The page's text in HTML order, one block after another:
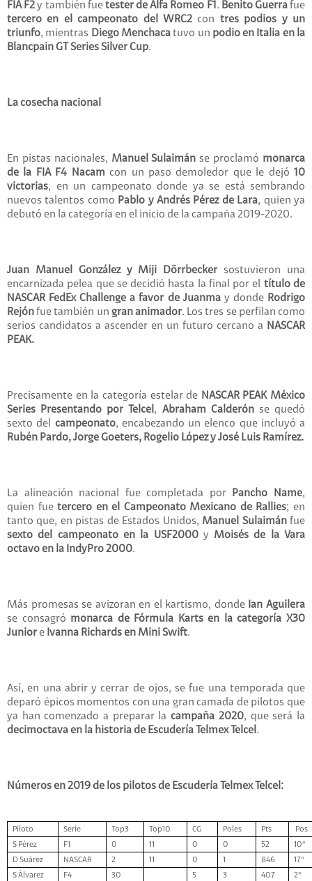
FIA F2y también fuetester de Alfa Romeo F1 . Benito Guerrafue
tercero en el campeonato del WRC2 con tres podios y un
triunfo, mientras Diego Menchacatuvo un podio en Italia en la
Blancpain GT Series Silver Cup.
La cosecha nacional
En pistas nacionales, Manuel Sulaimán se proclamó monarca
de la FIA F4 Nacam con un paso demoledor que le dejó10
victorias, en un campeonato donde ya se está sembrando
nuevos talentos como Pablo y Andrés Pérez de Lara, quien ya
debutó en la categoría en el inicio de la campaña 2019-2020.
Juan Manuel González y Miji Dörrbecker sostuvieron una
encarnizada pelea que se decidió hasta la final por el título de
NASCAR FedEx Challenge a favor de Juanmay donde Rodrigo
Rejónfue también un gran animador. Los tres se perfilan como
serios candidatos a ascender en un futuro cercano a NASCAR
PEAK.
Precisamente en la categoría estelar de NASCAR PEAK México
Series Presentando por Telcel , Abraham Calderónse quedó
sexto del campeonato, encabezando un elenco que incluyó a
Rubén Pardo, Jorge Goeters, Rogelio López y José Luis Ramírez.
La alineación nacional fue completada por Pancho Name,
quien fuetercero en el Campeonato Mexicano de Rallies; en
tanto que, en pistas de Estados Unidos, Manuel Sulaimánfue
sexto del campeonato en la USF2000y Moisés de la Vara
octavo en la IndyPro 2000.
Más promesas se avizoran en el kartismo, donde Ian Aguilera
se consagró monarca de Fórmula Karts en la categoría X30
Junior e Ivanna Richards en Mini Swift.
Así, en una abrir y cerrar de ojos, se fue una temporada que
deparó épicos momentos con una gran camada de pilotos que
ya han comenzado a preparar la campaña 2020, que será la
decimoctava en la historia de Escudería Telmex Telcel .
Números en 2019 de los pilotos de Escudería Telmex Telcel:
Piloto Serie Top3 Top10 CG Poles Pts
Pos
S Pérez
F1 0 11 0 0 52
10°
D Suárez
NASCAR 2 11 0 1 846
17°
S Álvarez
F4 30 5 3 407 2°